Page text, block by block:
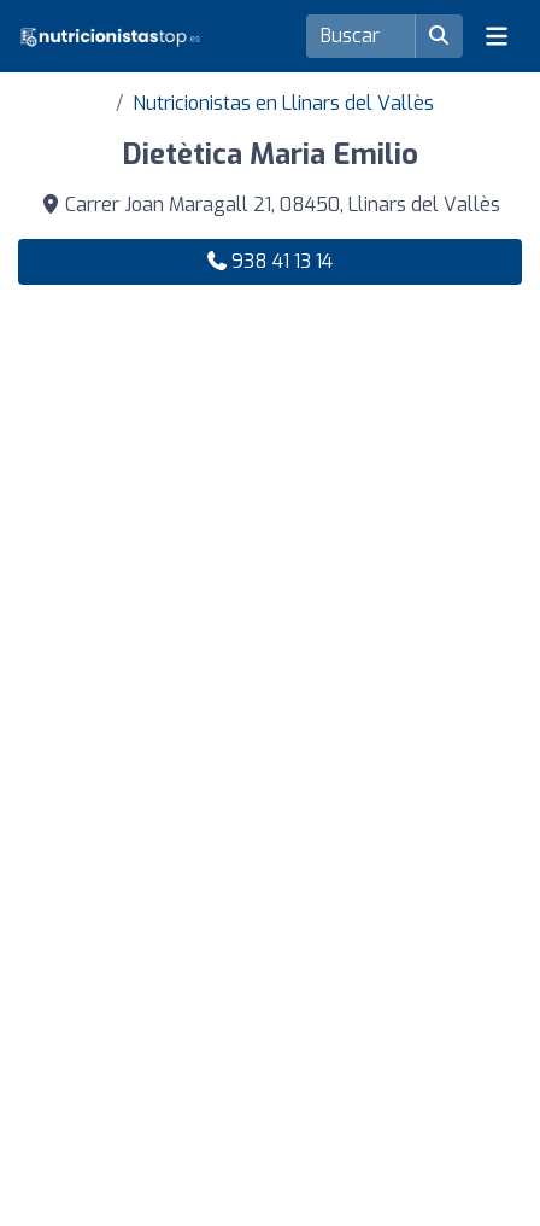
Nutricionistas en Llinars del Vallès
Dietètica Maria Emilio
Carrer Joan Maragall 21, 08450, Llinars del Vallès
938 41 13 14